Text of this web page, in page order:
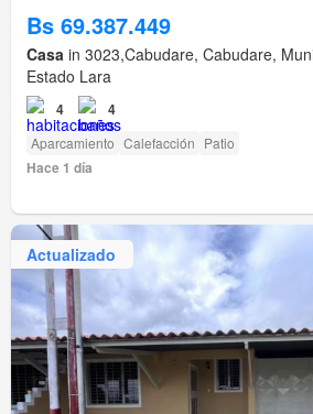
Bs 69.387.449
Casa in 3023,Cabudare, Cabudare,
Estado Lara
4 4
Aparcamiento Calefacción Patio
Hace 1 día
Actualizado